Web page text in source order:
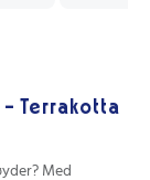
Terrakotta
Med